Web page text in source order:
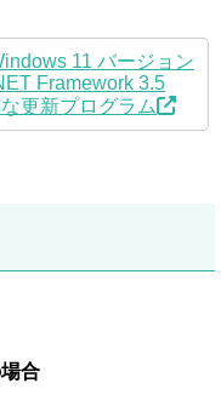
11 バージョン
Framework 3.5
更新プログラム
合